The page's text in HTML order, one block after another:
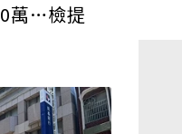
萬…檢提